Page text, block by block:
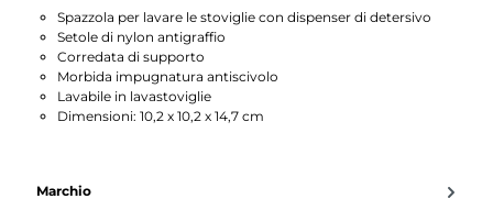
Spazzola per lavare le stoviglie con dispenser di detersivo
Setole di nylon antigraffio
Corredata di supporto
Morbida impugnatura antiscivolo
Lavabile in lavastoviglie
Dimensioni: 10,2 x 10,2 x 14,7 cm
Marchio